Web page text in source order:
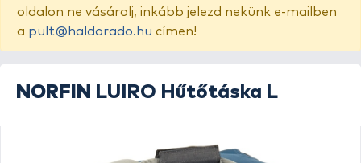
oldalon ne vásárolj, inkább jelezd nekünk e-mailben
a pult@haldorado.hu címen!
NORFIN LUIRO Hűtőtáska L